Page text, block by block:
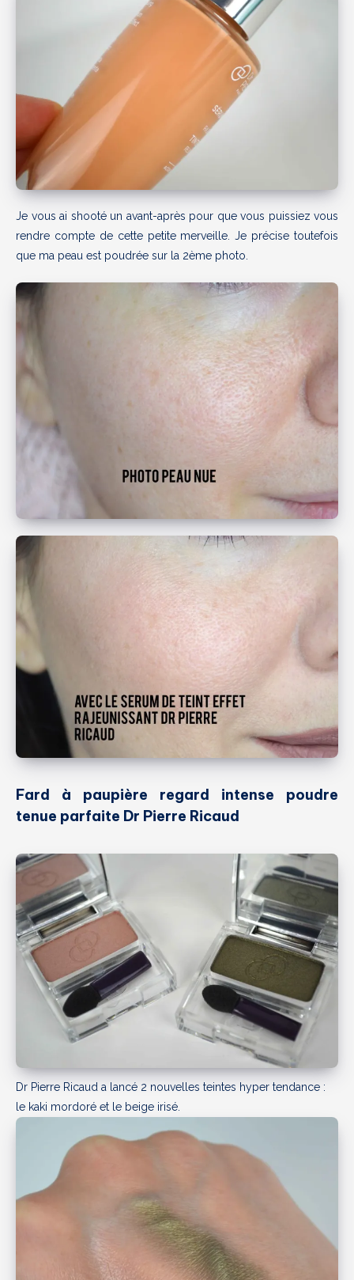
Je vous ai shooté un avant-après pour que vous puissiez vous
rendre compte de cette petite merveille. Je précise toutefois
que ma peau est poudrée sur la 2ème photo.
Fard à paupière regard intense poudre
tenue parfaite Dr Pierre Ricaud
Dr Pierre Ricaud a lancé 2 nouvelles teintes hyper tendance :
le kaki mordoré et le beige irisé.